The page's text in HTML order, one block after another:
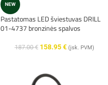
NEW
Pastatomas LED šviestuvas DRILL
01-4737 bronzinės spalvos
187.00€ 158.95€ (įsk. PVM)